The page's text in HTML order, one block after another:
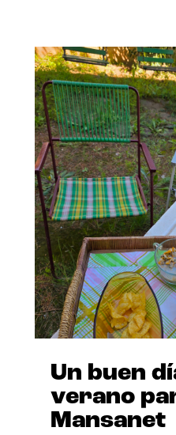
Un buen
verano
Mansanet